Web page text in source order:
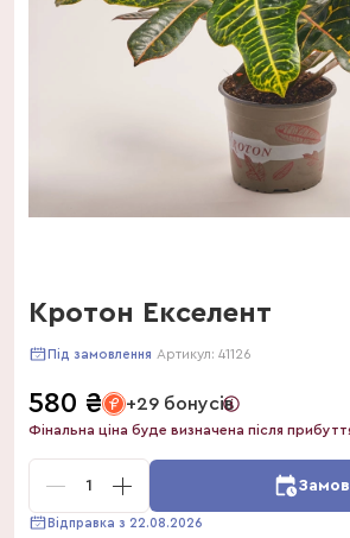
Кротон Екселент
Під замовлення Артикул: 41126
580 ₴ +29 бонусів
Фінальна ціна буде визначена після
1
Відправка з 22.08.2026